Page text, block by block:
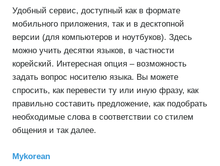
Удобный сервис, доступный как в формате
мобильного приложения, так и в десктопной
версии (для компьютеров и ноутбуков). Здесь
можно учить десятки языков, в частности
корейский. Интересная опция – возможность
задать вопрос носителю языка. Вы можете
спросить, как перевести ту или иную фразу, как
правильно составить предложение, как подобрать
необходимые слова в соответствии со стилем
общения и так далее.
Mykorean